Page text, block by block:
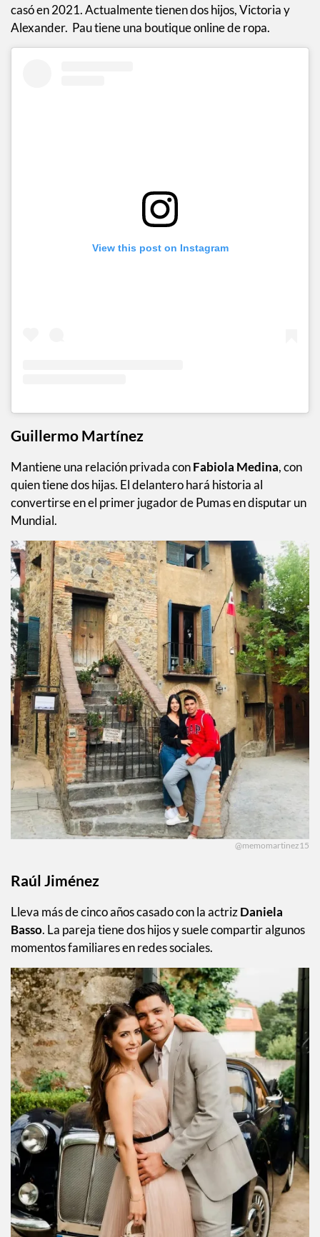
casó en 2021. Actualmente tienen dos hijos, Victoria y
Alexander. Pau tiene una boutique online de ropa.
View this post on Instagram
Guillermo Martínez
Mantiene una relación privada conFabiola Medina, con
quien tiene dos hijas. El delantero hará historia al
convertirse en el primer jugador de Pumas en disputar un
Mundial.
@memomartinez15
Raúl Jiménez
Lleva más de cinco años casado con la actrizDaniela
Basso. La pareja tiene dos hijos y suele compartir algunos
momentos familiares en redes sociales.